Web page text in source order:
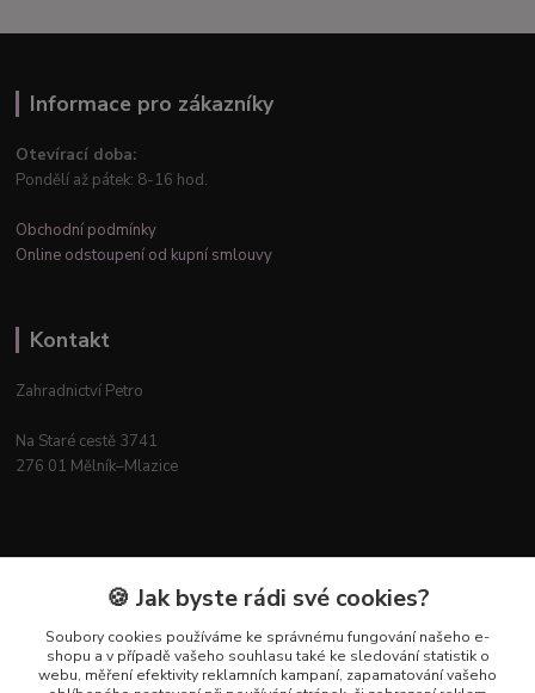
Informace pro zákazníky
Otevírací doba:
Pondělí až pátek: 8-16 hod.
Obchodní podmínky
Online odstoupení od kupní smlouvy
Kontakt
Zahradnictví Petro
Na Staré cestě 3741
276 01 Mělník–Mlazice
🍪 Jak byste rádi své cookies?
Soubory cookies používáme ke správnému fungování našeho e-
shopu a v případě vašeho souhlasu také ke sledování statistik o
webu, měření efektivity reklamních kampaní, zapamatování vašeho